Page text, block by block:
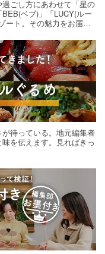
ごし方にあわせて「星の
ベブ)」「LUCY(ルー
ート。その魅力をお届け
待っている。地元編集者
を伝えます。見ればきっ